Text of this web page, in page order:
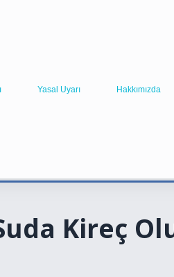
Yasal Uyarı Hakkımızda
Kireç